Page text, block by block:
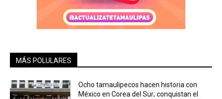
MÁS POLULARES
Ocho tamaulipecos hacen historia con
México en Corea del Sur; conquistan el